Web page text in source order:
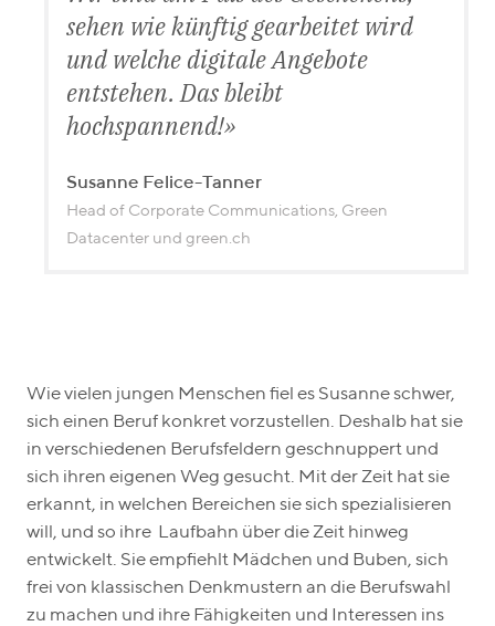
sehen wie künftig gearbeitet wird
und welche digitale Angebote
entstehen. Das bleibt
hochspannend!
Susanne Felice-Tanner
Head of Corporate Communications, Green
Datacenter und green.ch
Wie vielen jungen Menschen fiel es Susanne schwer,
sich einen Beruf konkret vorzustellen. Deshalb hat sie
in verschiedenen Berufsfeldern geschnuppert und
sich ihren eigenen Weg gesucht. Mit der Zeit hat sie
erkannt, in welchen Bereichen sie sich spezialisieren
will, und so ihre Laufbahn über die Zeit hinweg
entwickelt. Sie empfiehlt Mädchen und Buben, sich
frei von klassischen Denkmustern an die Berufswahl
zu machen und ihre Fähigkeiten und Interessen ins